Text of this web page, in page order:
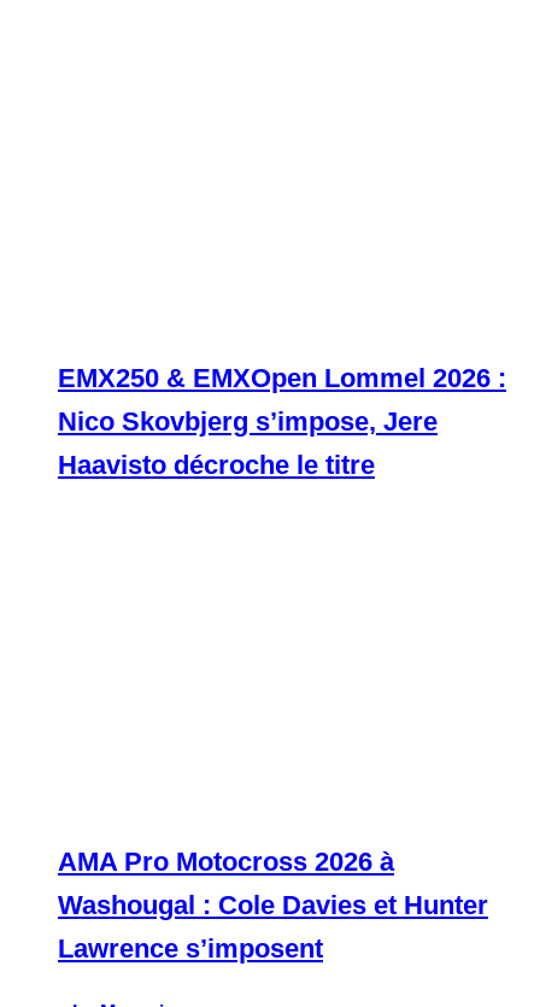
EMX250 & EMXOpen Lommel 2026 :
Nico Skovbjerg s’impose, Jere
Haavisto décroche le titre
AMA Pro Motocross 2026 à
Washougal : Cole Davies et Hunter
Lawrence s’imposent